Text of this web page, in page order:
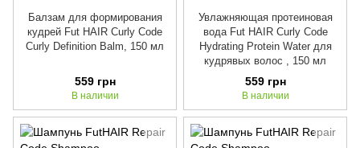
Балзам для формирования
кудрей Fut HAIR Curly Code
Curly Definition Balm, 150 мл
559 грн
В наличии
Увлажняющая протеиновая
вода Fut HAIR Curly Code
Hydrating Protein Water для
кудрявых волос , 150 мл
559 грн
В наличии